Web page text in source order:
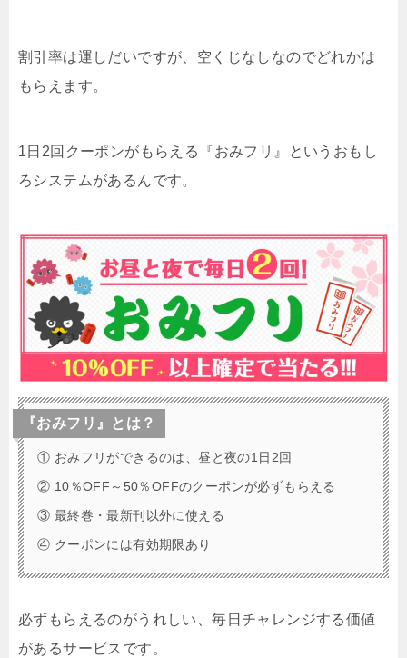
割引率は運しだいですが、空くじなしなのでどれかは
もらえます。
1日2回クーポンがもらえる『おみフリ』というおもし
ろシステムがあるんです。
『おみフリ』とは？
① おみフリができるのは、昼と夜の1日2回
② 10％OFF～50％OFFのクーポンが必ずもらえる
③ 最終巻・最新刊以外に使える
④ クーポンには有効期限あり
必ずもらえるのがうれしい、毎日チャレンジする価値
があるサービスです。